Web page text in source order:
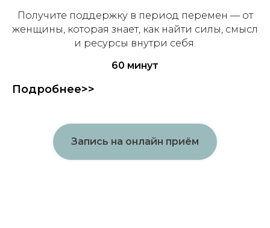
Получите поддержку в период перемен — от
женщины, которая знает, как найти силы, смысл
и ресурсы внутри себя.
60 минут
Подробнее>>
Запись на онлайн приём